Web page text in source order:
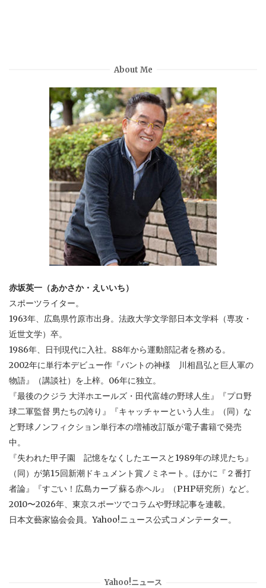
About Me
赤坂英一（あかさか・えいいち）
スポーツライター。
1963年、広島県竹原市出身。法政大学文学部日本文学科（専攻・
近世文学）卒。
1986年、日刊現代に入社。88年から運動部記者を務める。
2002年に単行本デビュー作『バントの神様 川相昌弘と巨人軍の
物語』（講談社）を上梓。06年に独立。
『最後のクジラ 大洋ホエールズ・田代富雄の野球人生』『プロ野
球二軍監督 男たちの誇り』『キャッチャーという人生』（同）な
ど野球ノンフィクション単行本の増補改訂版が電子書籍で発売
中。
『失われた甲子園 記憶をなくしたエースと1989年の球児たち』
（同）が第15回新潮ドキュメント賞ノミネート。ほかに『２番打
者論』『すごい！広島カープ 蘇る赤ヘル』（PHP研究所）など。
2010〜2026年、東京スポーツでコラムや野球記事を連載。
日本文藝家協会会員。Yahoo!ニュース公式コメンテーター。
Yahoo!ニュース